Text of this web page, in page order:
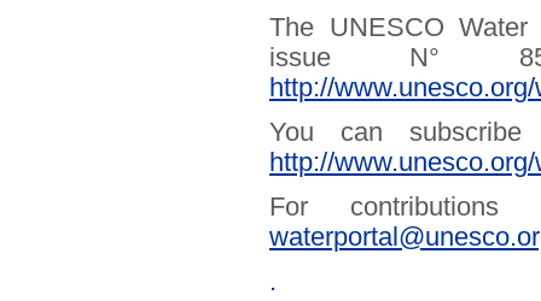
The UNESCO
issue N°
http://
You can
http://
For
.